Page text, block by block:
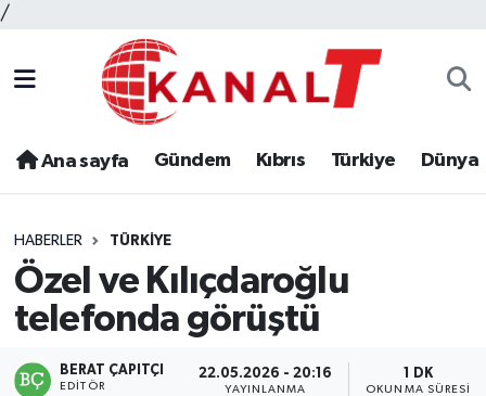
/
Ana sayfa Gündem Kıbrıs Türkiye Dünya
HABERLER TÜRKIYE
Özel ve Kılıçdaroğlu
telefonda görüştü
BERAT ÇAPITÇI
EDITÖR
22.05.2026 - 20:16
YAYINLANMA
1 DK
OKUNMA SÜRESI